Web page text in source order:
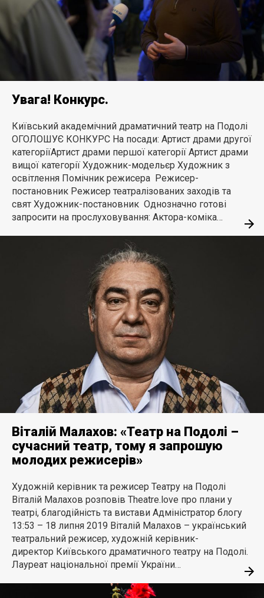
Увага! Конкурс.
Київський академічний драматичний театр на Подолі
ОГОЛОШУЄ КОНКУРС На посади: Артист драми другої
категоріїАртист драми першої категорії Артист драми
вищої категорії Художник-модельєр Художник з
освітлення Помічник режисера Режисер-
постановник Режисер театралізованих заходів та
свят Художник-постановник Однозначно готові
запросити на прослуховування: Актора-коміка…
Віталій Малахов: «Театр на Подолі –
сучасний театр, тому я запрошую
молодих режисерів»
Художній керівник та режисер Театру на Подолі
Віталій Малахов розповів Theatre.love про плани у
театрі, благодійність та вистави Адміністратор блогу
13:53 – 18 липня 2019 Віталій Малахов – український
театральний режисер, художній керівник-
директор Київського драматичного театру на Подолі.
Лауреат національної премії України…